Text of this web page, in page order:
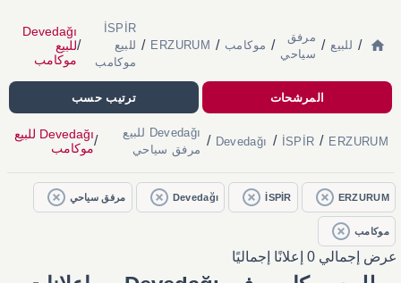
/ للبيع /
مرفق
سياحي
/ موكامب /
ERZURUM
/
İSPİR
للبيع
موكامب
/
Devedağı
للبيع
موكامب
المرشحات ترتيب حسب
ERZURUM
/
İSPİR
/
Devedağı
/
Devedağı للبيع
مرفق سياحي
/
Devedağı للبيع
موكامب
ERZURUM
İSPİR
Devedağı مرفق سياحي
موكامب
عرض إجمالي 0 إعلانًا إجماليًا